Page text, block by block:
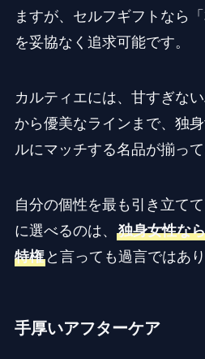
ますが、セルフギフトなら
を妥協なく追求可能です。
カルティエには、甘すぎな
から優美なラインまで、独
ルにマッチする名品が揃って
自分の個性を最も引き立て
に選べるのは、 独身女性な
特権と言っても過言ではあり
手厚いアフターケア